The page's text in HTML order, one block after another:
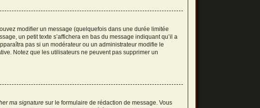
modifier un message (quelquefois dans une durée limitée
un petit texte s’affichera en bas du message indiquant qu’il a
pas si un modérateur ou un administrateur modifie le
Notez que les utilisateurs ne peuvent pas supprimer un
ma signaturesur le formulaire de rédaction de message. Vous